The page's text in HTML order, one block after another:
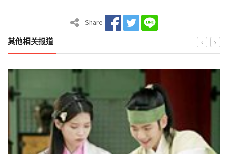
Share
其他相关报道